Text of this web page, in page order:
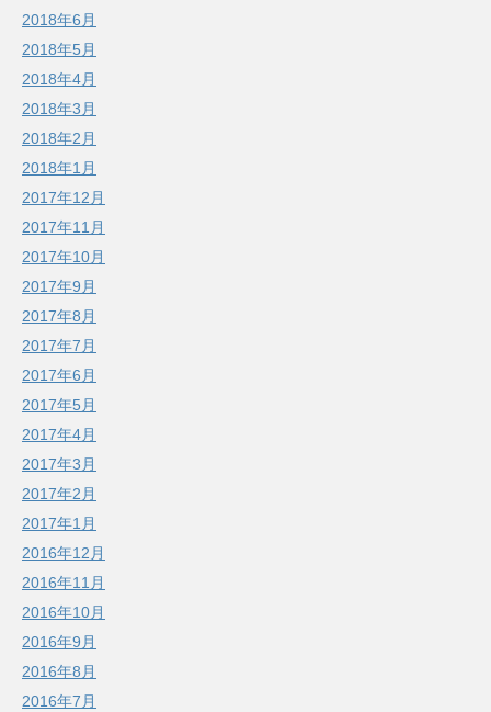
2018年6月
2018年5月
2018年4月
2018年3月
2018年2月
2018年1月
2017年12月
2017年11月
2017年10月
2017年9月
2017年8月
2017年7月
2017年6月
2017年5月
2017年4月
2017年3月
2017年2月
2017年1月
2016年12月
2016年11月
2016年10月
2016年9月
2016年8月
2016年7月